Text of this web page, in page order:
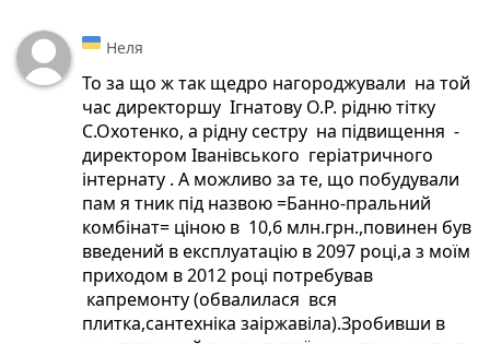
прийдеться відповісти на слідуючі питання:
чи понесе Охотенко відповідаль ність за
побиття підопічної І.Цвіт, за те що підопічна
розрубала сапою голову іншій, за смерть від
пневманії 33 річної дівчини, за збільшення в
рази смертей за даний період,за передозу
психотропними препаратами , за
обкрадання пенсій в підопічних, за телефони
забрані в підопічних і заборона в
спіклуванні, за банно-пральний комбінат, за
побиття журналістів, за недопускання в
інтрнатну установу Народних депутатів
України та депутатів Житомирської Облради.
Неля
То за що ж так щедро нагороджували на той
час директоршу Ігнатову О.Р. рідню тітку
С.Охотенко, а рідну сестру на підвищення -
директором Іванівського геріатричного
інтернату . А можливо за те, що побудували
пам я тник під назвою =Банно-пральний
комбінат= ціною в 10,6 млн.грн.,повинен був
введений в експлуатацію в 2097 році,а з моїм
приходом в 2012 році потребував
капремонту (обвалилася вся
плитка,сантехніка заіржавіла).Зробивши в